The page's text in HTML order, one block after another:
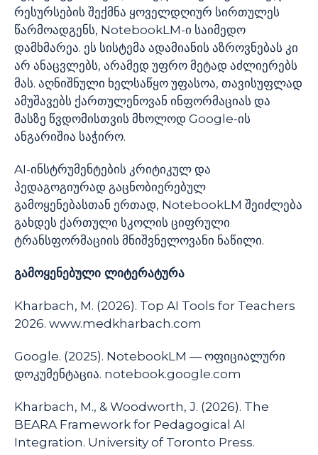
რესურსების შექმნა ყოველდღიურ სირთულეს
წარმოადგენს, NotebookLM-ი საიმედო
დამხმარეა. ეს სისტემა ადამიანის აზროვნებას კი
არ ანაცვლებს, არამედ უფრო მეტად აძლიერებს
მას. აღნიშნული ხელსაწყო უფასოა, თავისუფლად
ამუშავებს ქართულენოვან ინფორმაციას და
მასზე წვდომისთვის მხოლოდ Google-ის
ანგარიშია საჭირო.
AI-ინსტრუმენტების კრიტიკულ და
პედაგოგიურად გაცნობიერებულ
გამოყენებასთან ერთად, NotebookLM შეიძლება
გახდეს ქართული სკოლის ციფრული
ტრანსფორმაციის მნიშვნელოვანი ნაწილი.
გამოყენებული ლიტერატურა
Kharbach, M. (2026). Top AI Tools for Teachers
2026. www.medkharbach.com
Google. (2025). NotebookLM — ოფიციალური
დოკუმენტაცია. notebook.google.com
Kharbach, M., & Woodworth, J. (2026). The
BEARA Framework for Pedagogical AI
Integration. University of Toronto Press.